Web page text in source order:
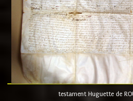
testament Huguette de